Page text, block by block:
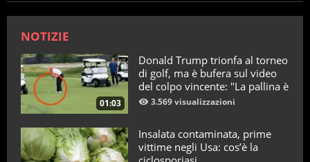
NOTIZIE
01:03
Donald Trump trionfa al torneo
di golf, ma è bufera sul video
del colpo vincente: "La pallina è
telecomandata"
3.569 visualizzazioni
Insalata contaminata, prime
vittime negli Usa: cos’è la